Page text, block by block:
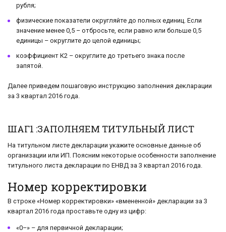
рубля;
физические показатели округляйте до полных единиц. Если
значение менее 0,5 – отбросьте, если равно или больше 0,5
единицы – округлите до целой единицы;
коэффициент К2 – округлите до третьего знака после
запятой.
Далее приведем пошаговую инструкцию заполнения декларации
за 3 квартал 2016 года.
ШАГ1 :ЗАПОЛНЯЕМ ТИТУЛЬНЫЙ ЛИСТ
На титульном листе декларации укажите основные данные об
организации или ИП. Поясним некоторые особенности заполнение
титульного листа декларации по ЕНВД за 3 квартал 2016 года.
Номер корректировки
В строке «Номер корректировки» «вмененной» декларации за 3
квартал 2016 года проставьте одну из цифр:
«0–» – для первичной декларации;